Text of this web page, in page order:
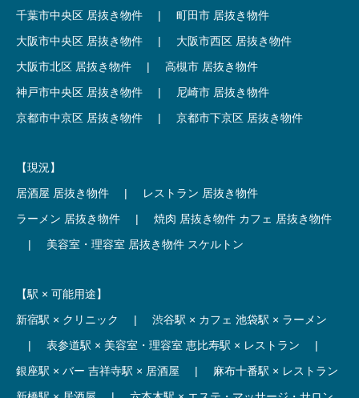
千葉市中央区 居抜き物件
|
町田市 居抜き物件
大阪市中央区 居抜き物件
|
大阪市西区 居抜き物件
大阪市北区 居抜き物件
|
高槻市 居抜き物件
神戸市中央区 居抜き物件
|
尼崎市 居抜き物件
京都市中京区 居抜き物件
| 京都市下京区 居抜き物件
【現況】
居酒屋 居抜き物件
|
レストラン 居抜き物件
ラーメン 居抜き物件
| 焼肉 居抜き物件 カフェ 居抜き物件
|
美容室・理容室 居抜き物件 スケルトン
【駅 × 可能用途】
新宿駅 × クリニック
| 渋谷駅 × カフェ 池袋駅 × ラーメン
|
表参道駅 × 美容室・理容室 恵比寿駅 × レストラン
|
銀座駅 × バー 吉祥寺駅 × 居酒屋 |
麻布十番駅 × レストラン